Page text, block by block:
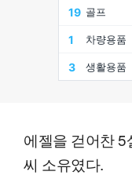
에젤을 걷어찬
씨 소유였다.